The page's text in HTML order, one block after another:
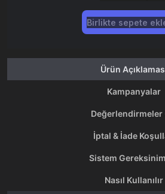
Birlikte sepete
Ürün
Kampanyalar
İptal & İade
Sistem
Nasıl Kullanılır